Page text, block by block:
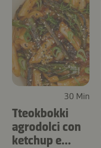
30 Min
Tteokbokki
agrodolci con
ketchup e